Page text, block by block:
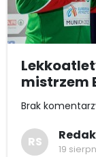
mistrzem
Brak
RS
19